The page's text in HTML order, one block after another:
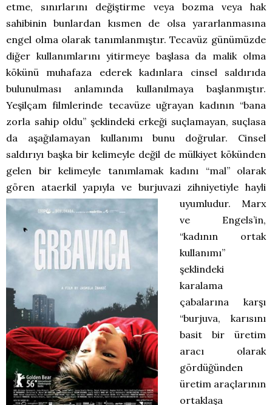
etme, sınırlarını değiştirme veya bozma veya hak
sahibinin bunlardan kısmen de olsa yararlanmasına
engel olma olarak tanımlanmıştır. Tecavüz günümüzde
diğer kullanımlarını yitirmeye başlasa da malik olma
kökünü muhafaza ederek kadınlara cinsel saldırıda
bulunulması anlamında kullanılmaya başlanmıştır.
Yeşilçam filmlerinde tecavüze uğrayan kadının “bana
zorla sahip oldu” şeklindeki erkeği suçlamayan, suçlasa
da aşağılamayan kullanımı bunu doğrular. Cinsel
saldırıyı başka bir kelimeyle değil de mülkiyet kökünden
gelen bir kelimeyle tanımlamak kadını “mal” olarak
gören ataerkil yapıyla ve burjuvazi zihniyetiyle hayli
uyumludur. Marx
ve Engels’in,
“kadının ortak
kullanımı”
şeklindeki
karalama
çabalarına karşı
“burjuva, karısını
basit bir üretim
aracı olarak
gördüğünden
üretim araçlarının
ortaklaşa